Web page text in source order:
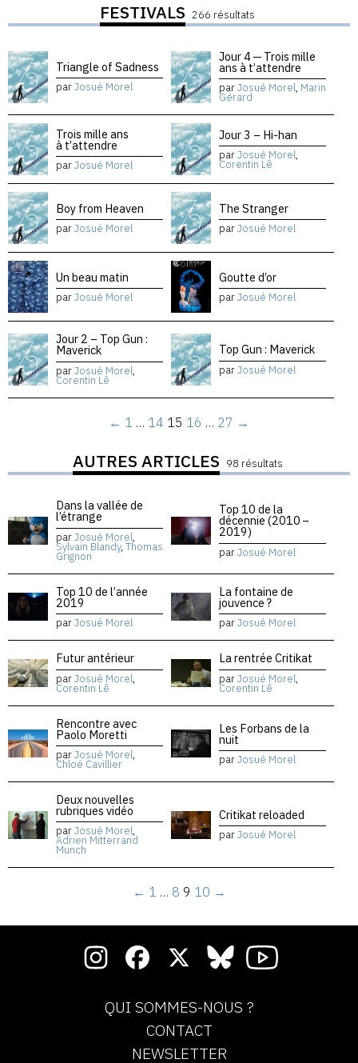
FESTIVALS 266 résultats
Triangle of Sadness
parJosué Morel
Jour 4 — Trois mille
ans à t’attendre
parJosué Morel, Marin
Gérard
Trois mille ans
à t’attendre
parJosué Morel
Jour 3 – Hi-han
parJosué Morel,
Corentin Lê
Boy from Heaven
parJosué Morel
The Stranger
parJosué Morel
Un beau matin
parJosué Morel
Goutte d’or
parJosué Morel
Jour 2 – Top Gun :
Maverick
parJosué Morel,
Corentin Lê
Top Gun : Maverick
parJosué Morel
← 1 … 14 15 16 … 27 →
AUTRES ARTICLES 98 résultats
Dans la vallée de
l’étrange
parJosué Morel,
Sylvain Blandy, Thomas
Grignon
Top 10 de la
décennie (2010 –
2019)
parJosué Morel
Top 10 de l’année
2019
parJosué Morel
La fontaine de
jouvence ?
parJosué Morel
Futur antérieur
parJosué Morel,
Corentin Lê
La rentrée Critikat
parJosué Morel,
Corentin Lê
Rencontre avec
Paolo Moretti
parJosué Morel,
Chloé Cavillier
Les Forbans de la
nuit
parJosué Morel
Deux nouvelles
rubriques vidéo
parJosué Morel,
Adrien Mitterrand
Munch
Critikat reloaded
parJosué Morel
← 1 … 8 9 10 →
QUI SOMMES-NOUS ?
CONTACT
NEWSLETTER